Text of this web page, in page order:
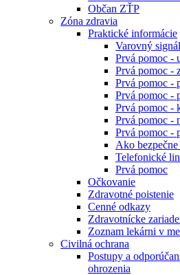
Občan ZŤP
Zóna zdravia
Praktické informácie
Varovný
Prvá pomoc -
Prvá pomoc -
Prvá pomoc -
Prvá pomoc -
Prvá pomoc -
Prvá pomoc -
Prvá pomoc -
Ako
Telefonické
Prvá pomoc
Očkovanie
Zdravotné poistenie
Cenné odkazy
Zdravotnícke
Zoznam lekárni v
Civilná ochrana
Postupy a
ohrozenia